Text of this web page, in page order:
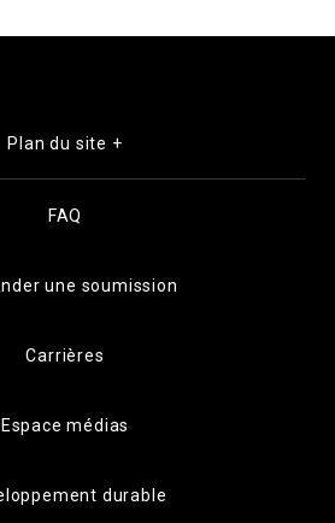
Plan du site +
FAQ
une soumission
Carrières
Espace médias
durable